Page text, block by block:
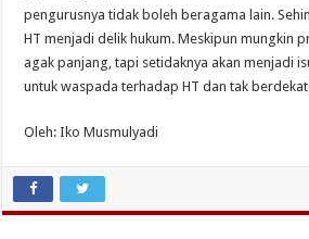
pengurusnya tidak boleh beragama lain.
HT menjadi delik hukum. Meskipun mungkin
agak panjang, tapi setidaknya akan menjadi
untuk waspada terhadap HT dan tak
Oleh: Iko Musmulyadi